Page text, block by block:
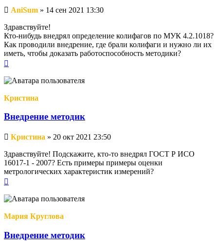
Непрочитанное
AniSum » 14 сен 2021 13:30
Здравствуйте!
Кто-нибудь внедрял определение колифагов по МУК 4.2.1018?
Как проводили внедрение, где брали колифаги и нужно ли их
иметь, чтобы доказать работоспособность методики?
началу
Кристина
Внедрение методик
Непрочитанное
сообщение
Кристина » 20 окт 2021 23:50
Здравствуйте! Подскажите, кто-то внедрял ГОСТ Р ИСО
16017-1 - 2007? Есть примеры примеры оценки
метрологических характеристик измерений?
началу
Мария Круглова
Внедрение методик